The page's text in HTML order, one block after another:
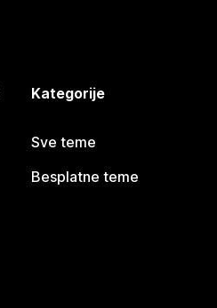
Kategorije
Sve teme
Besplatne teme